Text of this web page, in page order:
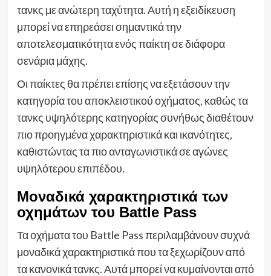
τανκς με ανώτερη ταχύτητα. Αυτή η εξειδίκευση
μπορεί να επηρεάσει σημαντικά την
αποτελεσματικότητα ενός παίκτη σε διάφορα
σενάρια μάχης.
Οι παίκτες θα πρέπει επίσης να εξετάσουν την
κατηγορία του αποκλειστικού οχήματος, καθώς τα
τανκς υψηλότερης κατηγορίας συνήθως διαθέτουν
πιο προηγμένα χαρακτηριστικά και ικανότητες,
καθιστώντας τα πιο ανταγωνιστικά σε αγώνες
υψηλότερου επιπέδου.
Μοναδικά χαρακτηριστικά των
οχημάτων του Battle Pass
Τα οχήματα του Battle Pass περιλαμβάνουν συχνά
μοναδικά χαρακτηριστικά που τα ξεχωρίζουν από
τα κανονικά τανκς. Αυτά μπορεί να κυμαίνονται από